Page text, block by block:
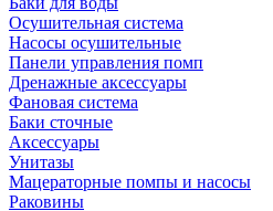
Осушительная система
Насосы осушительные
Панели управления помп
Дренажные аксессуары
Фановая система
Баки сточные
Аксессуары
Унитазы
Мацераторные помпы и насосы
Раковины